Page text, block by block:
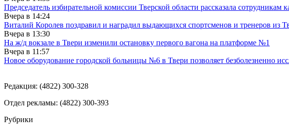
Председатель избирательной комиссии Тверской области рассказала
Вчера в 14:24
Виталий Королев поздравил и наградил выдающихся спортсменов и тренеров из
Вчера в 13:30
На ж/д вокзале в Твери изменили остановку первого вагона на платформе №1
Вчера в 11:57
Новое оборудование городской больницы №6 в Твери позволяет безболезненно
Редакция: (4822) 300-328
Отдел рекламы: (4822) 300-393
Рубрики